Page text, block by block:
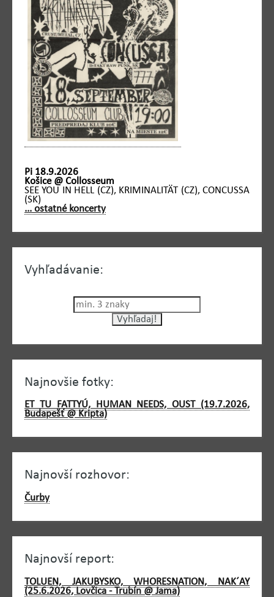
Pi 18.9.2026
Košice @ Collosseum
SEE YOU IN HELL (CZ), KRIMINALITÄT (CZ), CONCUSSA
(SK)
... ostatné koncerty
Vyhľadávanie:
Najnovšie fotky:
ET TU FATTYÚ, HUMAN NEEDS, OUST (19.7.2026,
Budapešť @ Kripta)
Najnovší rozhovor:
Čurby
Najnovší report:
TOLUEN, JAKUBYSKO, WHORESNATION, NAK´AY
(25.6.2026, Lovčica - Trubín @ Jama)